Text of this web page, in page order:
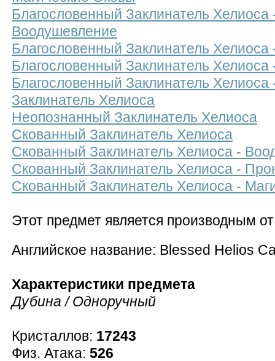
Благословенный Заклинатель
Воодушевление
Благословенный Заклинатель
Благословенный Заклинатель
Благословенный Заклинатель
Заклинатель Хелиоса
Неопознанный Заклинатель Хелиоса
Скованный Заклинатель Хелиоса
Скованный Заклинатель Хелиоса -
Скованный Заклинатель Хелиоса -
Скованный Заклинатель Хелиоса -
Этот предмет является производным
Английское название: Blessed Helios
Характеристики предмета
Дубина / Одноручный
Кристаллов: 17243
Физ. Атака: 526